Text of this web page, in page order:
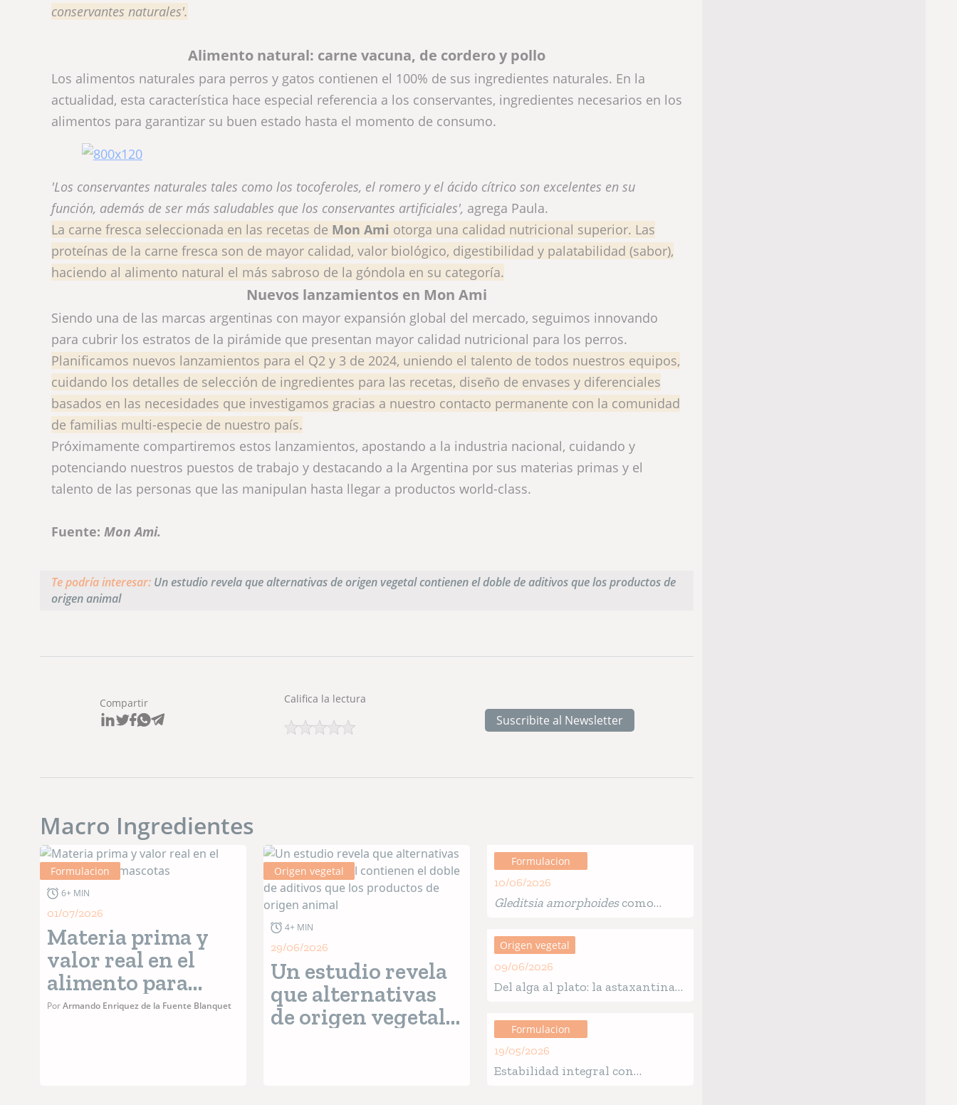
conservantes naturales'.
Alimento natural: carne vacuna, de cordero y pollo
Los alimentos naturales para perros y gatos contienen el 100% de sus ingredientes naturales. En la
actualidad, esta característica hace especial referencia a los conservantes, ingredientes necesarios en los
alimentos para garantizar su buen estado hasta el momento de consumo.
'Los conservantes naturales tales como los tocoferoles, el romero y el ácido cítrico son excelentes en su
función, además de ser más saludables que los conservantes artificiales', agrega Paula.
La carne fresca seleccionada en las recetas de Mon Ami otorga una calidad nutricional superior. Las
proteínas de la carne fresca son de mayor calidad, valor biológico, digestibilidad y palatabilidad (sabor),
haciendo al alimento natural el más sabroso de la góndola en su categoría.
Nuevos lanzamientos en Mon Ami
Siendo una de las marcas argentinas con mayor expansión global del mercado, seguimos innovando
para cubrir los estratos de la pirámide que presentan mayor calidad nutricional para los perros.
Planificamos nuevos lanzamientos para el Q2 y 3 de 2024, uniendo el talento de todos nuestros equipos,
cuidando los detalles de selección de ingredientes para las recetas, diseño de envases y diferenciales
basados en las necesidades que investigamos gracias a nuestro contacto permanente con la comunidad
de familias multi-especie de nuestro país.
Próximamente compartiremos estos lanzamientos, apostando a la industria nacional, cuidando y
potenciando nuestros puestos de trabajo y destacando a la Argentina por sus materias primas y el
talento de las personas que las manipulan hasta llegar a productos world-class.
Fuente: Mon Ami.
Te podría interesar: Un estudio revela que alternativas de origen vegetal contienen el doble de aditivos que los productos de
origen animal
Compartir Califica la lectura
Suscribite al Newsletter
Macro Ingredientes
Formulacion
6+ MIN
01/07/2026
Materia prima y
valor real en el
alimento para
mascotas
PorArmando Enriquez de la Fuente Blanquet
Origen vegetal
4+ MIN
29/06/2026
Un estudio revela
que alternativas
de origen vegetal
Formulacion
10/06/2026
Gleditsia amorphoidescomo
compuestos bioactivos para
alimento para mascotas
Origen vegetal
09/06/2026
Del alga al plato: la astaxantina
Formulacion
19/05/2026
Estabilidad integral con